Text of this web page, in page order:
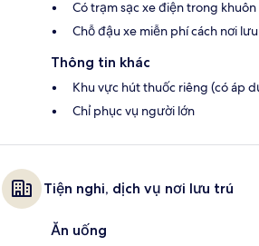
Có trạm sạc xe điện trong khuôn
Chỗ đậu xe miễn phí cách nơi
Thông tin khác
Khu vực hút thuốc riêng (có áp
Chỉ phục vụ người lớn
Tiện nghi, dịch vụ nơi lưu trú
Ăn uống